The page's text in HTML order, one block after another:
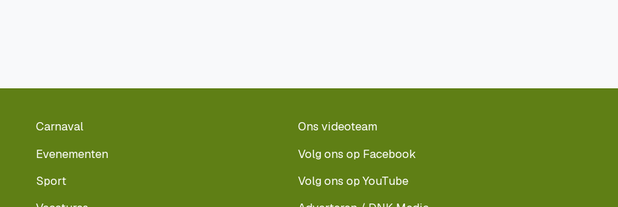
Carnaval
Evenementen
Sport
Ons videoteam
Volg ons op Facebook
Volg ons op YouTube